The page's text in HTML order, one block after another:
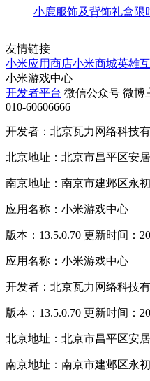
小鹿服饰及背饰礼盒限
友情链接
小米应用商店小米商城英雄
小米游戏中心
开发者平台 微信公众号 微博
010-60606666
开发者：北京瓦力网络科技
北京地址：北京市昌平区安
南京地址：南京市建邺区永
应用名称：小米游戏中心
版本：13.5.0.70 更新时间：
应用名称：小米游戏中心
开发者：北京瓦力网络科技
版本：13.5.0.70 更新时间：
北京地址：北京市昌平区安
南京地址：南京市建邺区永